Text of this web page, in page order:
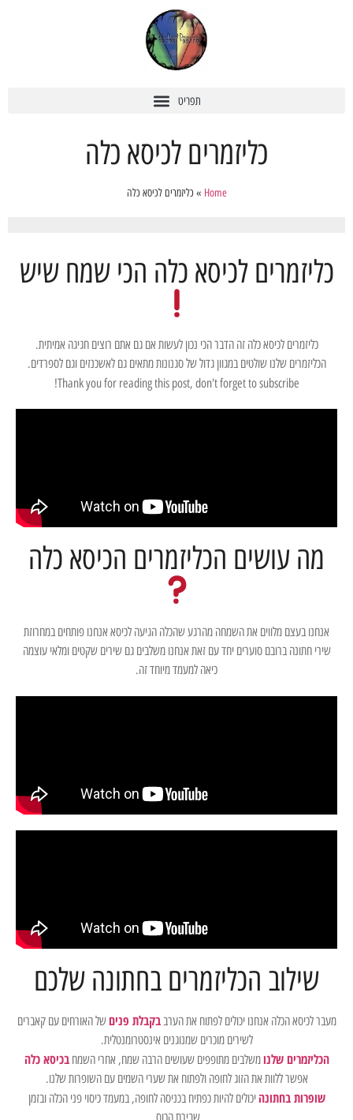
כליזמרים לכיסא כלה
Home
» כליזמרים לכיסא כלה
כליזמרים לכיסא כלה הכי שמח שיש
כליזמרים לכיסא כלה זה הדבר הכי נכון לעשות אם גם אתם רוצים חגיגה אמיתית.
הכליזמרים שלנו שולטים במגוון גדול של סגנונות מתאים גם לאשכנזים וגם לספרדים.
Thank you for reading this post, don't forget to subscribe!
מה עושים הכליזמרים הכיסא כלה
אנחנו בעצם מלווים את השמחה מהרגע שהכלה הגיעה לכיסא אנחנו פותחים במחרוזת
שירי חתונה ברובם סוערים יחד עם זאת אנחנו משלבים גם שירים שקטים ומלאי עוצמה
כיאה למעמד מיוחד זה.
שילוב הכליזמרים בחתונה שלכם
מעבר לכיסא הכלה אנחנו יכולים לפתוח את הערבבקבלת פנים של האורחים עם קאברים
לשירים מוכרים שמנוגנים אינסטרומנטלית.
הכליזמרים שלנו משלבים מתופפים שעושים הרבה שמח, אחרי השמחבכיסא כלה
אפשר ללוות את הזוג לחופה ולפתוח את שערי השמים עם השופרות שלנו.
שופרות בחתונה יכולים להיות כפתיח בכניסה לחופה, במעמד כיסוי פני הכלה ובזמן
שבירת הכוס.